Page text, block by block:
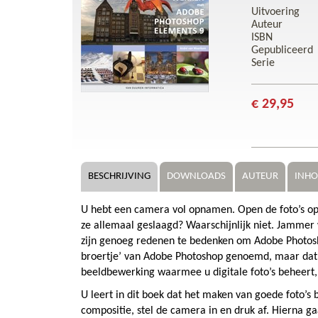
Uitvoering
Auteur
ISBN
Gepubliceerd
Serie
€ 29,95
BESCHRIJVING DOWNLOADS AUTEUR
U hebt een camera vol opnamen. Open de foto’s
ze allemaal geslaagd? Waarschijnlijk niet.
zijn genoeg redenen te bedenken om Adobe
broertje’ van Adobe Photoshop genoemd, maar
beeldbewerking waarmee u digitale foto’s
U leert in dit boek dat het maken van goede
compositie, stel de camera in en druk af. Hierna